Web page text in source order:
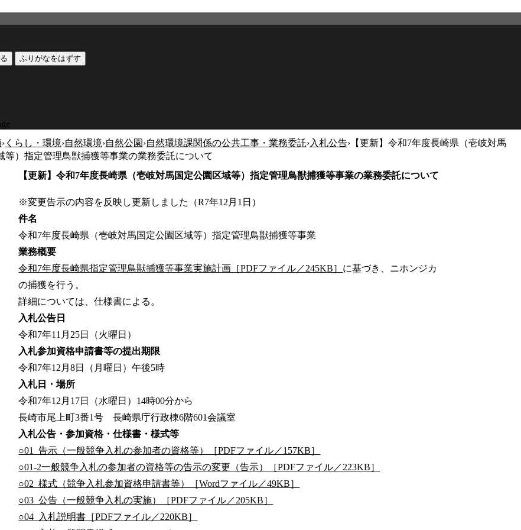
ふりがなをはずす
›くらし・環境›自然環境›自然公園 ›自然環境課関係の公共工事・業務委託›入札公告›【更新】令和7年度長崎県（壱岐対馬
等）指定管理鳥獣捕獲等事業の業務委託について
【更新】令和7年度長崎県（壱岐対馬国定公園区域等）指定管理鳥獣捕獲等事業の業務委託について
※変更告示の内容を反映し更新しました（R7年12月1日）
件名
令和7年度長崎県（壱岐対馬国定公園区域等）指定管理鳥獣捕獲等事業
業務概要
令和7年度長崎県指定管理鳥獣捕獲等事業実施計画［PDFファイル／245KB］ に基づき、ニホンジカ
の捕獲を行う。
詳細については、仕様書による。
入札公告日
令和7年11月25日（火曜日）
入札参加資格申請書等の提出期限
令和7年12月8日（月曜日）午後5時
入札日・場所
令和7年12月17日（水曜日）14時00分から
長崎市尾上町3番1号 長崎県庁行政棟6階601会議室
入札公告・参加資格・仕様書・様式等
○01_告示（一般競争入札の参加者の資格等）［PDFファイル／157KB］
○01-2一般競争入札の参加者の資格等の告示の変更（告示）［PDFファイル／223KB］
○02_様式（競争入札参加資格申請書等）［Wordファイル／49KB］
○03_公告（一般競争入札の実施）［PDFファイル／205KB］
○04_入札説明書［PDFファイル／220KB］